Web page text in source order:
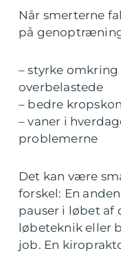
Når smerterne
på
– styrke
overbelastede
– bedre
– vaner i
problemerne
Det kan være
forskel: En
pauser i løbet
løbeteknik eller
job. En